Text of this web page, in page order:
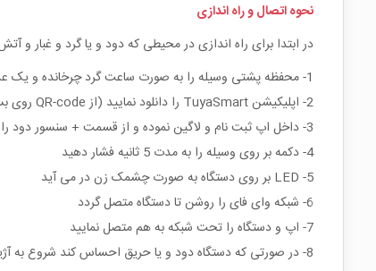
نحوه اتصال و راه اندازی
در ابتدا برای راه اندازی در محیطی که دود و یا گرد و غبار و
1- محفظه پشتی وسیله را به صورت ساعت گرد چرخانده و یک عدد باتری 9 ولت کتابی درون آن قرار دهید
2- اپلیکیشن TuyaSmart را دانلود نمایید (از QR-code روی بسته بندی می توانید استفاده نمایید)
3- داخل اپ ثبت نام و لاگین نموده و از قسمت + سنسور دود را که شکل آن نیز قابل مشاهده می باشد دتکتور را اضافه نمایید
4- دکمه بر روی وسیله را به مدت 5 ثانیه فشار دهید
5- LED بر روی دستگاه به صورت چشمک زن در می آید
6- شبکه وای فای را روشن تا دستگاه متصل گردد
7- اپ و دستگاه را تحت شبکه به هم متصل نمایید
8- در صورتی که دستگاه دود و یا حریق احساس کند شروع به آژیر کشیدن می کند و بر روی گوشی اعلان قابل مشاهده می باشد .